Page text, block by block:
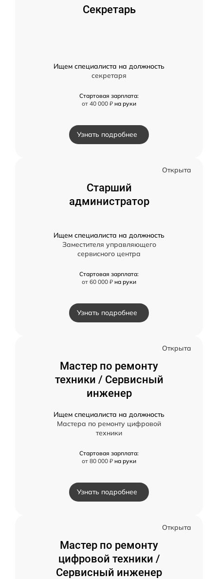
Секретарь
Ищем специалиста на должность
секретаря
Стартовая зарплата:
от 40 000 ₽ на руки
Узнать подробнее
Открыта
Старший
администратор
Ищем специалиста на должность
Заместителя управляющего
сервисного центра
Стартовая зарплата:
от 60 000 ₽ на руки
Узнать подробнее
Открыта
Мастер по ремонту
техники / Сервисный
инженер
Ищем специалиста на должность
Мастера по ремонту цифровой
техники
Стартовая зарплата:
от 80 000 ₽ на руки
Узнать подробнее
Открыта
Мастер по ремонту
цифровой техники /
Сервисный инженер